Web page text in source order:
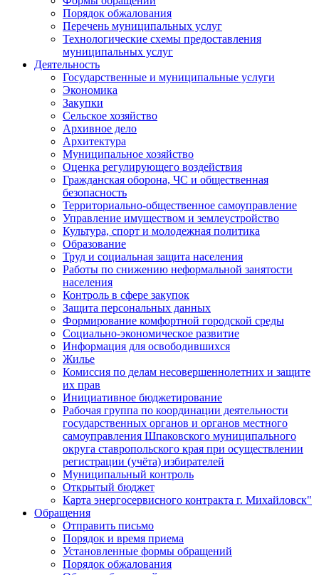
Порядок обжалования
Перечень муниципальных услуг
Технологические схемы предоставления
муниципальных услуг
Деятельность
Государственные и муниципальные услуги
Экономика
Закупки
Сельское хозяйство
Архивное дело
Архитектура
Муниципальное хозяйство
Оценка регулирующего воздействия
Гражданская оборона, ЧС и общественная
безопасность
Территориально-общественное самоуправление
Управление имуществом и землеустройство
Культура, спорт и молодежная политика
Образование
Труд и социальная защита населения
Работы по снижению неформальной занятости
населения
Контроль в сфере закупок
Защита персональных данных
Формирование комфортной городской среды
Социально-экономическое развитие
Информация для освободившихся
Жилье
Комиссия по делам несовершеннолетних и защите
их прав
Инициативное бюджетирование
Рабочая группа по координации деятельности
государственных органов и органов местного
самоуправления Шпаковского муниципального
округа ставропольского края при осуществлении
регистрации (учёта) избирателей
Муниципальный контроль
Открытый бюджет
Карта энергосервисного контракта г. Михайловск"
Обращения
Отправить письмо
Порядок и время приема
Установленные формы обращений
Порядок обжалования